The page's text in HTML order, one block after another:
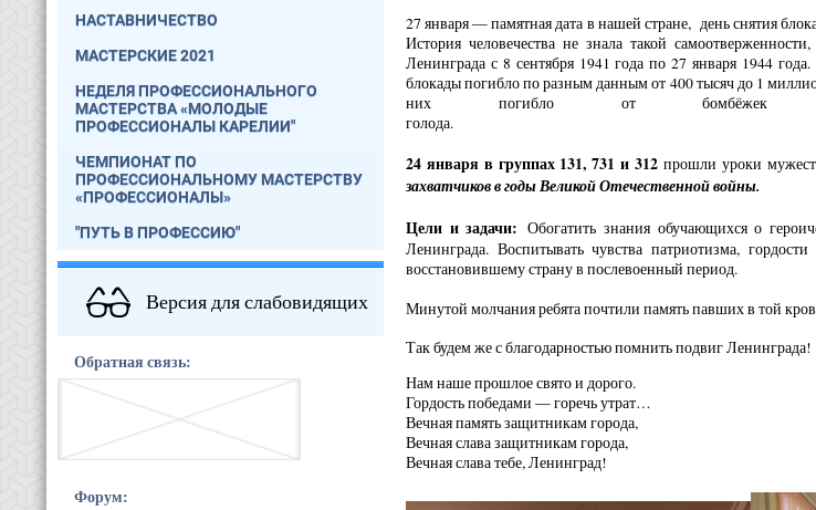
НАСТАВНИЧЕСТВО
МАСТЕРСКИЕ 2021
НЕДЕЛЯ ПРОФЕССИОНАЛЬНОГО
МАСТЕРСТВА «МОЛОДЫЕ
ПРОФЕССИОНАЛЫ КАРЕЛИИ"
ЧЕМПИОНАТ ПО
ПРОФЕССИОНАЛЬНОМУ МАСТЕРСТВУ
«ПРОФЕССИОНАЛЫ»
"ПУТЬ В ПРОФЕССИЮ"
Версия для слабовидящих
Обратная связь:
Форум:
27 января — памятная дата в нашей стране, день снятия
История человечества не знала такой
Ленинграда с 8 сентября 1941 года по 27 января 1944
блокады погибло по разным данным от 400 тысяч до 1
них погибло от бомбёжек
24 января в группах 131, 731 и 312 прошли уроки
захватчиков в годы Великой Отечественной войны.
Цели и задачи:Обогатить знания обучающихся о
Ленинграда. Воспитывать чувства патриотизма,
восстановившему страну
Минутой молчания ребята почтили память павших в той
Так будем же с благодарностью помнить подвиг Ленинграда!
Нам наше прошлое свято и дорого.
Гордость победами — горечь утрат…
Вечная память защитникам города,
Вечная слава защитникам города,
Вечная слава тебе, Ленинград!